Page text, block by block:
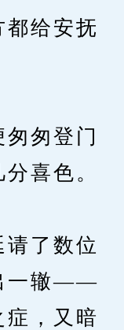
给安抚
匆登门
喜色。
了数位
一辙——
，又暗